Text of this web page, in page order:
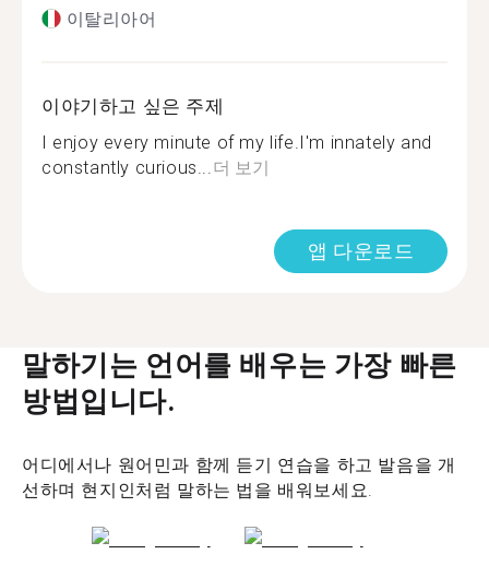
이탈리아어
이야기하고 싶은 주제
I enjoy every minute of my life.I'm innately and
constantly curious... 더 보기
앱 다운로드
말하기는 언어를 배우는 가장 빠른
방법입니다.
어디에서나 원어민과 함께 듣기 연습을 하고 발음을 개
선하며 현지인처럼 말하는 법을 배워보세요.